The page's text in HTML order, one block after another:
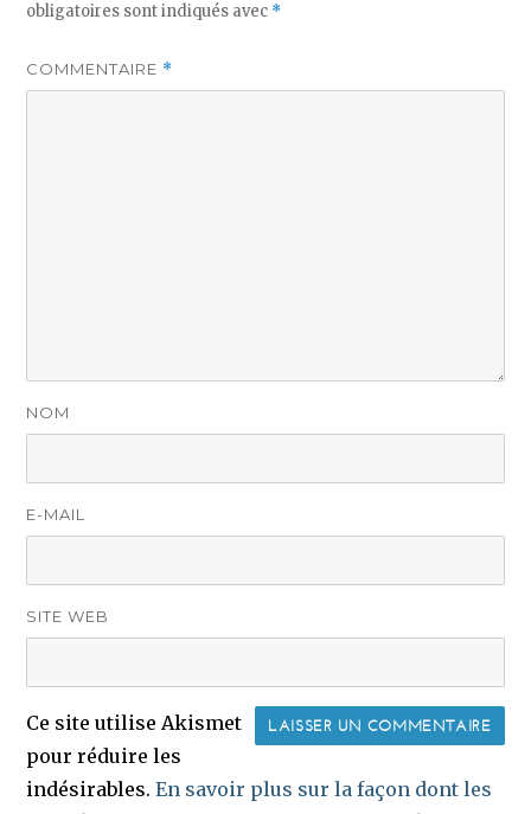
obligatoires sont indiqués avec *
COMMENTAIRE *
NOM
E-MAIL
SITE WEB
Ce site utilise Akismet
pour réduire les
indésirables.En savoir plus sur la façon dont les